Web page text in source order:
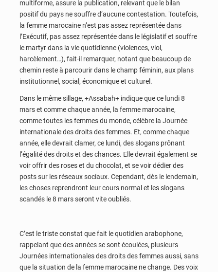
multiforme, assure la publication, relevant que le bilan
positif du pays ne souffre d’aucune contestation. Toutefois,
la femme marocaine n’est pas assez représentée dans
l’Exécutif, pas assez représentée dans le législatif et souffre
le martyr dans la vie quotidienne (violences, viol,
harcèlement…), fait-il remarquer, notant que beaucoup de
chemin reste à parcourir dans le champ féminin, aux plans
institutionnel, social, économique et culturel.
Dans le même sillage, +Assabah+ indique que ce lundi 8
mars et comme chaque année, la femme marocaine,
comme toutes les femmes du monde, célèbre la Journée
internationale des droits des femmes. Et, comme chaque
année, elle devrait clamer, ce lundi, des slogans prônant
l’égalité des droits et des chances. Elle devrait également se
voir offrir des roses et du chocolat, et se voir dédier des
posts sur les réseaux sociaux. Cependant, dès le lendemain,
les choses reprendront leur cours normal et les slogans
scandés le 8 mars seront vite oubliés.
C’est le triste constat que fait le quotidien arabophone,
rappelant que des années se sont écoulées, plusieurs
Journées internationales des droits des femmes aussi, sans
que la situation de la femme marocaine ne change. Des voix